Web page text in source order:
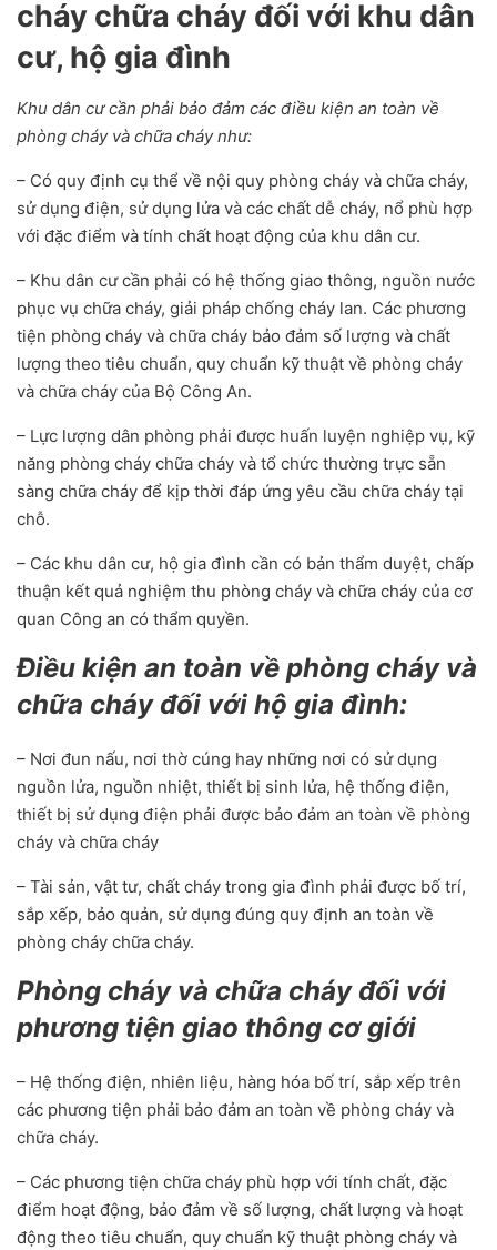
cháy chữa cháy đối với khu dân
cư, hộ gia đình
Khu dân cư cần phải bảo đảm các điều kiện an toàn về
phòng cháy và chữa cháy như:
– Có quy định cụ thể về nội quy phòng cháy và chữa cháy,
sử dụng điện, sử dụng lửa và các chất dễ cháy, nổ phù hợp
với đặc điểm và tính chất hoạt động của khu dân cư.
– Khu dân cư cần phải có hệ thống giao thông, nguồn nước
phục vụ chữa cháy, giải pháp chống cháy lan. Các phương
tiện phòng cháy và chữa cháy bảo đảm số lượng và chất
lượng theo tiêu chuẩn, quy chuẩn kỹ thuật về phòng cháy
và chữa cháy của Bộ Công An.
– Lực lượng dân phòng phải được huấn luyện nghiệp vụ, kỹ
năng phòng cháy chữa cháy và tổ chức thường trực sẵn
sàng chữa cháy để kịp thời đáp ứng yêu cầu chữa cháy tại
chỗ.
– Các khu dân cư, hộ gia đình cần có bản thẩm duyệt, chấp
thuận kết quả nghiệm thu phòng cháy và chữa cháy của cơ
quan Công an có thẩm quyền.
Điều kiện an toàn về phòng cháy và
chữa cháy đối với hộ gia đình:
– Nơi đun nấu, nơi thờ cúng hay những nơi có sử dụng
nguồn lửa, nguồn nhiệt, thiết bị sinh lửa, hệ thống điện,
thiết bị sử dụng điện phải được bảo đảm an toàn về phòng
cháy và chữa cháy
– Tài sản, vật tư, chất cháy trong gia đình phải được bố trí,
sắp xếp, bảo quản, sử dụng đúng quy định an toàn về
phòng cháy chữa cháy.
Phòng cháy và chữa cháy đối với
phương tiện giao thông cơ giới
– Hệ thống điện, nhiên liệu, hàng hóa bố trí, sắp xếp trên
các phương tiện phải bảo đảm an toàn về phòng cháy và
chữa cháy.
– Các phương tiện chữa cháy phù hợp với tính chất, đặc
điểm hoạt động, bảo đảm về số lượng, chất lượng và hoạt
động theo tiêu chuẩn, quy chuẩn kỹ thuật phòng cháy và